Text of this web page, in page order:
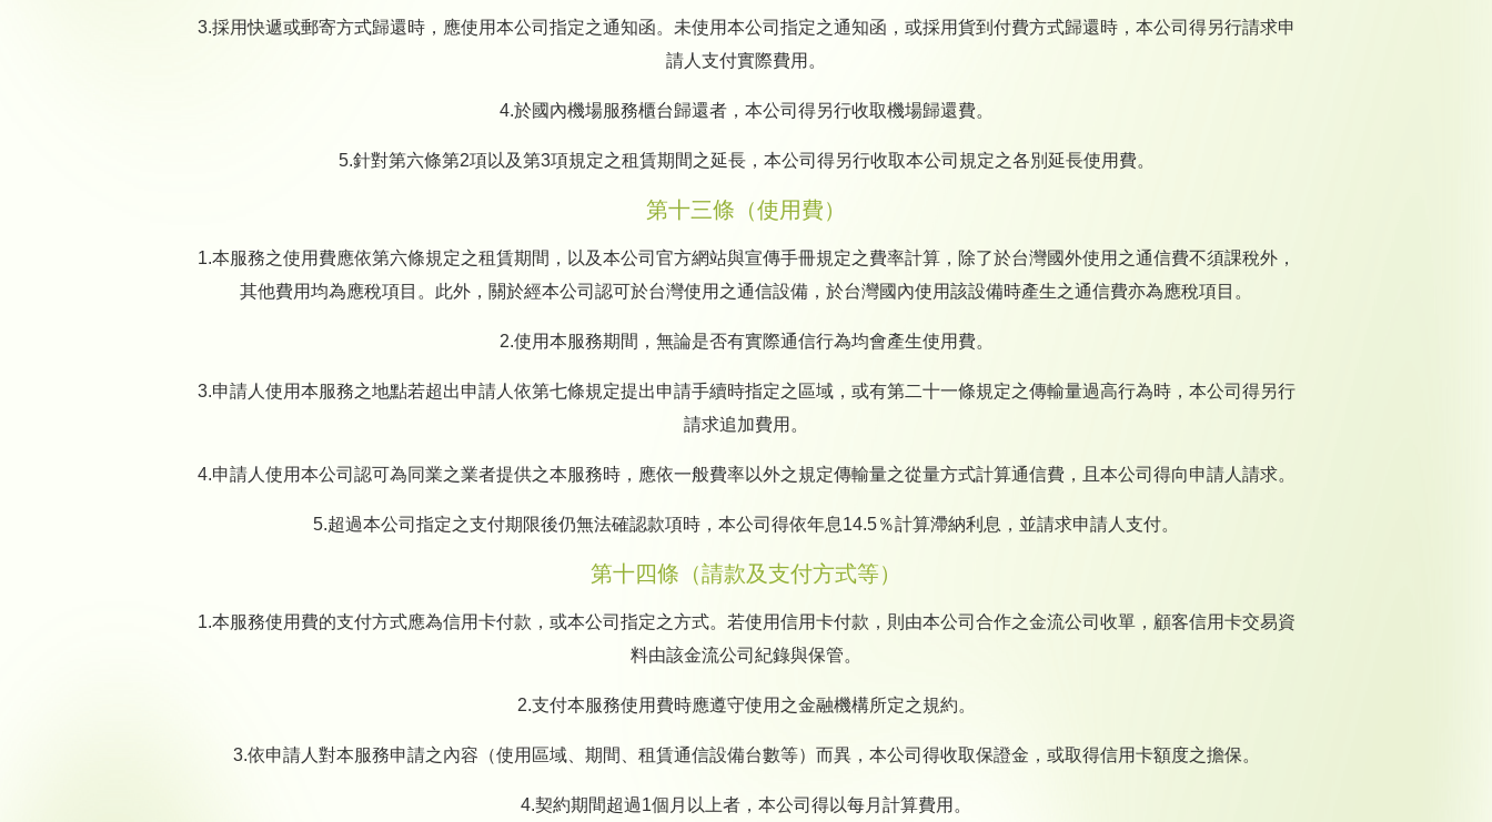
3.採用快遞或郵寄方式歸還時，應使用本公司指定之通知函。未使用本公司指定之通知函，或採用貨到付費方式歸還時，本公司得另行請求申
請人支付實際費用。
4.於國內機場服務櫃台歸還者，本公司得另行收取機場歸還費。
5.針對第六條第2項以及第3項規定之租賃期間之延長，本公司得另行收取本公司規定之各別延長使用費。
第十三條（使用費）
1.本服務之使用費應依第六條規定之租賃期間，以及本公司官方網站與宣傳手冊規定之費率計算，除了於台灣國外使用之通信費不須課稅外，
其他費用均為應稅項目。此外，關於經本公司認可於台灣使用之通信設備，於台灣國內使用該設備時產生之通信費亦為應稅項目。
2.使用本服務期間，無論是否有實際通信行為均會產生使用費。
3.申請人使用本服務之地點若超出申請人依第七條規定提出申請手續時指定之區域，或有第二十一條規定之傳輸量過高行為時，本公司得另行
請求追加費用。
4.申請人使用本公司認可為同業之業者提供之本服務時，應依一般費率以外之規定傳輸量之從量方式計算通信費，且本公司得向申請人請求。
5.超過本公司指定之支付期限後仍無法確認款項時，本公司得依年息14.5％計算滯納利息，並請求申請人支付。
第十四條（請款及支付方式等）
1.本服務使用費的支付方式應為信用卡付款，或本公司指定之方式。若使用信用卡付款，則由本公司合作之金流公司收單，顧客信用卡交易資
料由該金流公司紀錄與保管。
2.支付本服務使用費時應遵守使用之金融機構所定之規約。
3.依申請人對本服務申請之內容（使用區域、期間、租賃通信設備台數等）而異，本公司得收取保證金，或取得信用卡額度之擔保。
4.契約期間超過1個月以上者，本公司得以每月計算費用。